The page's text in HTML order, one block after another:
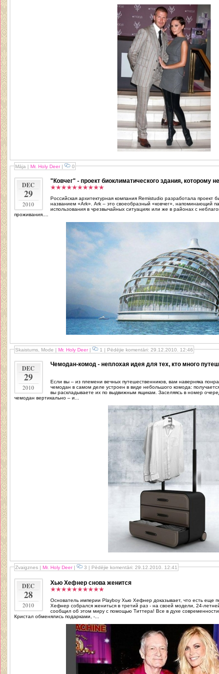
Māja | Mr. Holy Deer| 0
DEC
29
2010
"Ковчег" - проект биоклиматического здания, которому
Российская архитектурная компания Remistudio разработала проект
названием «Ark». Ark – это своеобразный «ковчег», напоминающий
использования в чрезвычайных ситуациях или же в районах с
проживания....
Skaistums, Mode | Mr. Holy Deer| 1 | Pēdējie komentāri: 29.12.2010. 12:46
DEC
29
2010
Чемодан-комод - неплохая идея для тех, кто много
Если вы – из племени вечных путешественников, вам наверняка
чемодан в самом деле устроен в виде небольшого комода:
вы раскладываете их по выдвижным ящикам. Заселяясь в номер
чемодан вертикально – и...
Zvaigznes| Mr. Holy Deer| 3 | Pēdējie komentāri: 29.12.2010. 12:41
DEC
28
2010
Хью Хефнер снова женится
Основатель империи Playboy Хью Хефнер доказывает, что есть еще
Хефнер собрался жениться в третий раз - на своей модели, 24-
сообщил об этом миру с помощью Титтера! Все в духе современности! “После кино сегодня вечером
Кристал обменялись подарками, -...